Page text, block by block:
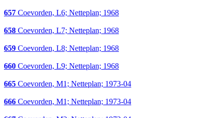
657 Coevorden, L6; Netteplan; 1968
658 Coevorden, L7; Netteplan; 1968
659 Coevorden, L8; Netteplan; 1968
660 Coevorden, L9; Netteplan; 1968
665 Coevorden, M1; Netteplan; 1973-04
666 Coevorden, M1; Netteplan; 1973-04